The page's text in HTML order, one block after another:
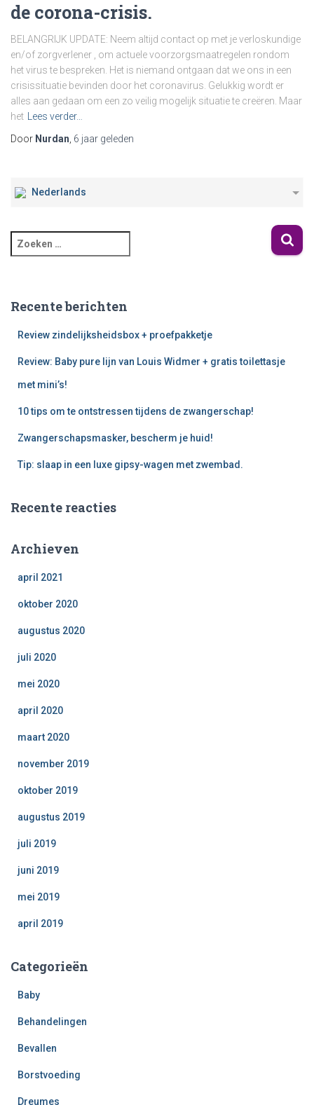
de corona-crisis.
BELANGRIJK UPDATE: Neem altijd contact op met je verloskundige
en/of zorgverlener , om actuele voorzorgsmaatregelen rondom
het virus te bespreken. Het is niemand ontgaan dat we ons in een
crisissituatie bevinden door het coronavirus. Gelukkig wordt er
alles aan gedaan om een zo veilig mogelijk situatie te creëren. Maar
het
Lees verder…
Door Nurdan 6 jaar geleden
Nederlands
Recente berichten
Review zindelijksheidsbox + proefpakketje
Review: Baby pure lijn van Louis Widmer + gratis toilettasje
met mini’s!
10 tips om te ontstressen tijdens de zwangerschap!
Zwangerschapsmasker, bescherm je huid!
Tip: slaap in een luxe gipsy-wagen met zwembad.
Recente reacties
Archieven
april 2021
oktober 2020
augustus 2020
juli 2020
mei 2020
april 2020
maart 2020
november 2019
oktober 2019
augustus 2019
juli 2019
juni 2019
mei 2019
april 2019
Categorieën
Baby
Behandelingen
Bevallen
Borstvoeding
Dreumes